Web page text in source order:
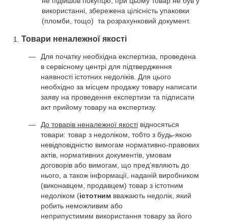
використанні, збережена цілісність упаковки
(пломби, тощо) та розрахунковий документ.
Товари неналежної якості
Для початку необхідна експертиза, проведена
в сервісному центрі для підтвердження
наявності істотних недоліків. Для цього
необхідно за місцем продажу товару написати
заяву на проведення експертизи та підписати
акт прийому товару на експертизу.
До товарів неналежної якості відносяться
товари: товар з недоліком, тобто з будь-якою
невідповідністю вимогам нормативно-правових
актів, нормативних документів, умовам
договорів або вимогам, що пред’являють до
нього, а також інформації, наданій виробником
(виконавцем, продавцем) товар з істотним
недоліком (істотним вважають недолік, який
робить неможливим або
неприпустимим використання товару за його